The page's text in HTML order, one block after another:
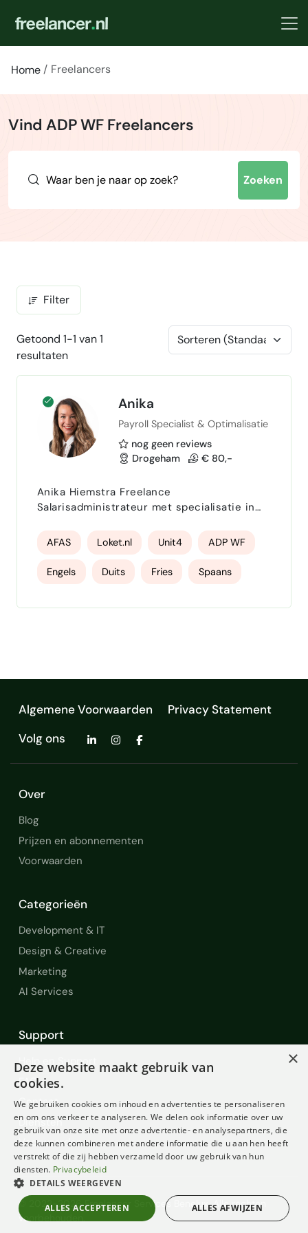
Home Freelancers
Vind ADP WF Freelancers
Zoeken
Filter
Getoond 1-1 van 1
resultaten
Anika
Payroll Specialist & Optimalisatie
nog geen reviews
Drogeham
€ 80,-
Anika Hiemstra Freelance
Salarisadministrateur met specialisatie in
Salarisadministrateur | Procesverbeteraar |
NIRPA RPP | 7 JR SA- ervaring | NMBRS | HR
CORE | ADP WF | AFAS | nuchter, oprecht,
gemotiveerde en ondernemende
AFAS Loket.nl Unit4 ADP WF
Engels Duits Fries Spaans
Algemene Voorwaarden
Privacy Statement
Volg ons
Over
Blog
Prijzen en abonnementen
Voorwaarden
Categorieën
Development & IT
Design & Creative
Marketing
AI Services
Support
Help en Support
FAQ
Contact
Diensten
Voorwaarden
© 2022-2026 Freelancer Services Benelux. Alle rechten
voorbehouden.
×
Deze website maakt gebruik van
cookies.
We gebruiken cookies om inhoud en advertenties te personaliseren
en om ons verkeer te analyseren. We delen ook informatie over uw
gebruik van onze site met onze advertentie- en analysepartners, die
deze kunnen combineren met andere informatie die u aan hen heeft
verstrekt of die zij hebben verzameld door uw gebruik van hun
diensten. Privacybeleid
DETAILS WEERGEVEN
ALLES ACCEPTEREN ALLES AFWIJZEN